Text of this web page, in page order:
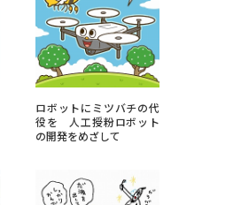
校
度認定試験
ロボットにミツバチの代
役を 人工授粉ロボット
の開発をめざして